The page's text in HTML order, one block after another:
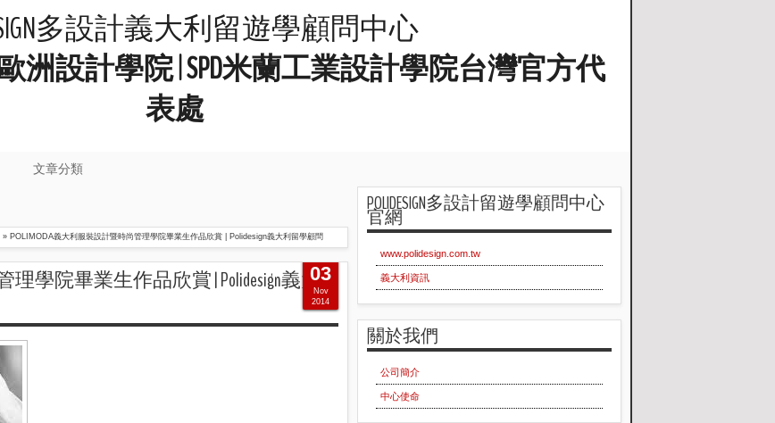
多設計義大利留遊學顧問中心
歐洲設計學院 | SPD米蘭工業設計學院台灣官方代
表處
文章分類
» POLIMODA義大利服裝設計暨時尚管理學院畢業生作品欣賞 | Polidesign義大利留學顧問
理學院畢業生作品欣賞 | Polidesign義大03
Nov
2014
POLIDESIGN多設計留遊學顧問中心
官網
www.polidesign.com.tw
義大利資訊
關於我們
公司簡介
中心使命